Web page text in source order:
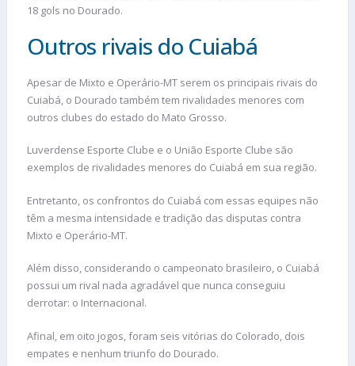
18 gols no Dourado.
Outros rivais do Cuiabá
Apesar de Mixto e Operário-MT serem os principais rivais do
Cuiabá, o Dourado também tem rivalidades menores com
outros clubes do estado do Mato Grosso.
Luverdense Esporte Clube e o União Esporte Clube são
exemplos de rivalidades menores do Cuiabá em sua região.
Entretanto, os confrontos do Cuiabá com essas equipes não
têm a mesma intensidade e tradição das disputas contra
Mixto e Operário-MT.
Além disso, considerando o campeonato brasileiro, o Cuiabá
possui um rival nada agradável que nunca conseguiu
derrotar: o Internacional.
Afinal, em oito jogos, foram seis vitórias do Colorado, dois
empates e nenhum triunfo do Dourado.